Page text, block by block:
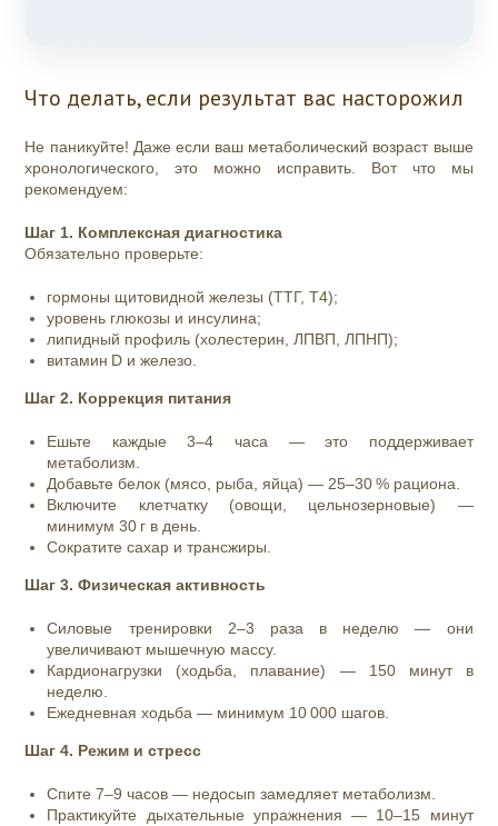
Что делать, если результат вас насторожил
Не паникуйте! Даже если ваш метаболический возраст выше
хронологического, это можно исправить. Вот что мы
рекомендуем:
Шаг 1. Комплексная диагностика
Обязательно проверьте:
гормоны щитовидной железы (ТТГ, Т4);
уровень глюкозы и инсулина;
липидный профиль (холестерин, ЛПВП, ЛПНП);
витамин D и железо.
Шаг 2. Коррекция питания
Ешьте каждые 3–4 часа — это поддерживает
метаболизм.
Добавьте белок (мясо, рыба, яйца) — 25–30 % рациона.
Включите клетчатку (овощи, цельнозерновые) —
минимум 30 г в день.
Сократите сахар и трансжиры.
Шаг 3. Физическая активность
Силовые тренировки 2–3 раза в неделю — они
увеличивают мышечную массу.
Кардионагрузки (ходьба, плавание) — 150 минут в
неделю.
Ежедневная ходьба — минимум 10 000 шагов.
Шаг 4. Режим и стресс
Спите 7–9 часов — недосып замедляет метаболизм.
Практикуйте дыхательные упражнения — 10–15 минут